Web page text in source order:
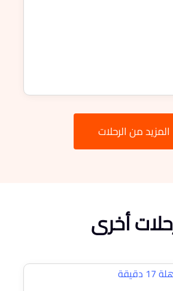
المزيد من الرحلات
أخرى